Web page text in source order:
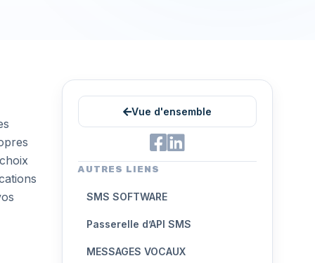
Vue d'ensemble
AUTRES LIENS
SMS SOFTWARE
Passerelle d’API SMS
MESSAGES VOCAUX